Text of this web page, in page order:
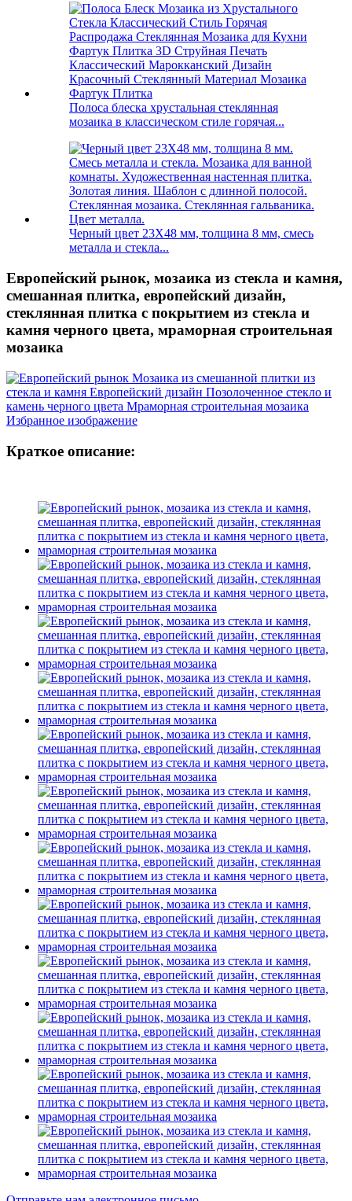
Полоса блеска хрустальная стеклянная
мозаика в классическом стиле горячая...
Черный цвет 23X48 мм, толщина 8 мм, смесь
металла и стекла...
Европейский рынок, мозаика из стекла и камня,
смешанная плитка, европейский дизайн,
стеклянная плитка с покрытием из стекла и
камня черного цвета, мраморная строительная
мозаика
Краткое описание: